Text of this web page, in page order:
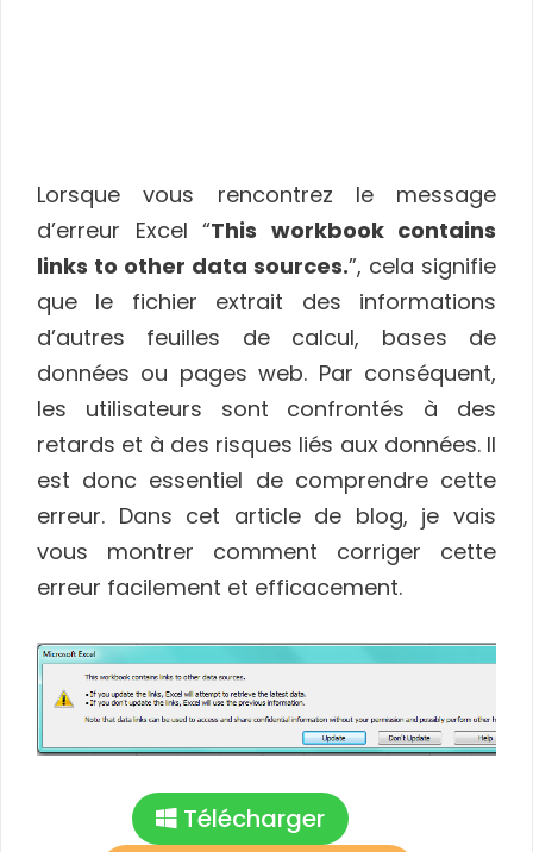
Lorsque vous rencontrez le message
d’erreur Excel “This workbook contains
links to other data sources.”, cela signifie
que le fichier extrait des informations
d’autres feuilles de calcul, bases de
données ou pages web. Par conséquent,
les utilisateurs sont confrontés à des
retards et à des risques liés aux données. Il
est donc essentiel de comprendre cette
erreur. Dans cet article de blog, je vais
vous montrer comment corriger cette
erreur facilement et efficacement.
Télécharger